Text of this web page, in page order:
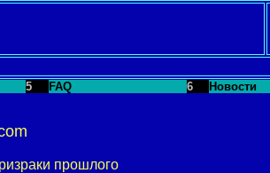
5 FAQ 6 Новости
прошлого